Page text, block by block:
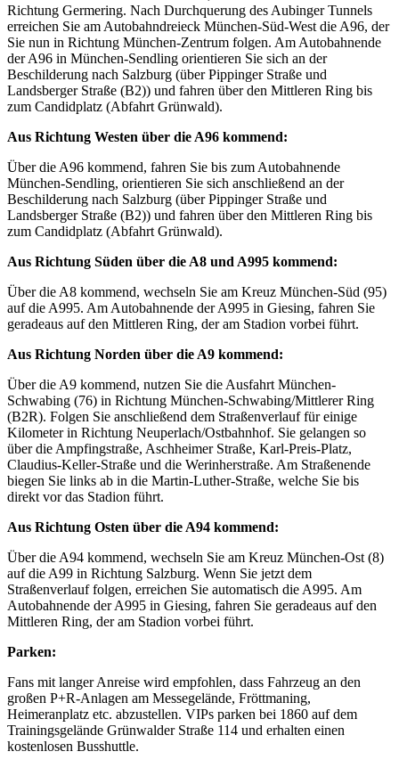
Richtung Germering. Nach Durchquerung des Aubinger Tunnels
erreichen Sie am Autobahndreieck München-Süd-West die A96, der
Sie nun in Richtung München-Zentrum folgen. Am Autobahnende
der A96 in München-Sendling orientieren Sie sich an der
Beschilderung nach Salzburg (über Pippinger Straße und
Landsberger Straße (B2)) und fahren über den Mittleren Ring bis
zum Candidplatz (Abfahrt Grünwald).
Aus Richtung Westen über die A96 kommend:
Über die A96 kommend, fahren Sie bis zum Autobahnende
München-Sendling, orientieren Sie sich anschließend an der
Beschilderung nach Salzburg (über Pippinger Straße und
Landsberger Straße (B2)) und fahren über den Mittleren Ring bis
zum Candidplatz (Abfahrt Grünwald).
Aus Richtung Süden über die A8 und A995 kommend:
Über die A8 kommend, wechseln Sie am Kreuz München-Süd (95)
auf die A995. Am Autobahnende der A995 in Giesing, fahren Sie
geradeaus auf den Mittleren Ring, der am Stadion vorbei führt.
Aus Richtung Norden über die A9 kommend:
Über die A9 kommend, nutzen Sie die Ausfahrt München-
Schwabing (76) in Richtung München-Schwabing/Mittlerer Ring
(B2R). Folgen Sie anschließend dem Straßenverlauf für einige
Kilometer in Richtung Neuperlach/Ostbahnhof. Sie gelangen so
über die Ampfingstraße, Aschheimer Straße, Karl-Preis-Platz,
Claudius-Keller-Straße und die Werinherstraße. Am Straßenende
biegen Sie links ab in die Martin-Luther-Straße, welche Sie bis
direkt vor das Stadion führt.
Aus Richtung Osten über die A94 kommend:
Über die A94 kommend, wechseln Sie am Kreuz München-Ost (8)
auf die A99 in Richtung Salzburg. Wenn Sie jetzt dem
Straßenverlauf folgen, erreichen Sie automatisch die A995. Am
Autobahnende der A995 in Giesing, fahren Sie geradeaus auf den
Mittleren Ring, der am Stadion vorbei führt.
Parken:
Fans mit langer Anreise wird empfohlen, dass Fahrzeug an den
großen P+R-Anlagen am Messegelände, Fröttmaning,
Heimeranplatz etc. abzustellen. VIPs parken bei 1860 auf dem
Trainingsgelände Grünwalder Straße 114 und erhalten einen
kostenlosen Busshuttle.